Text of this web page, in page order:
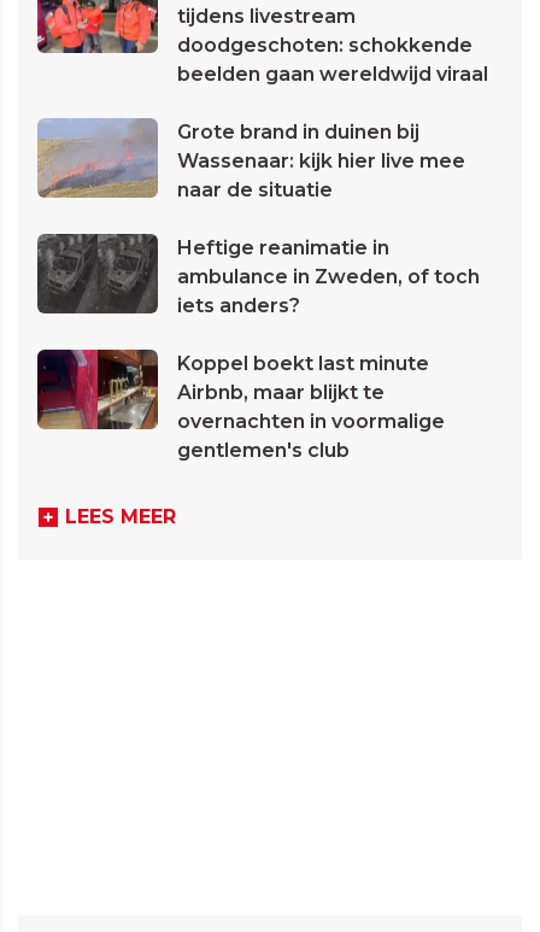
tijdens livestream
doodgeschoten: schokkende
beelden gaan wereldwijd viraal
Grote brand in duinen bij
Wassenaar: kijk hier live mee
naar de situatie
Heftige reanimatie in
ambulance in Zweden, of toch
iets anders?
Koppel boekt last minute
Airbnb, maar blijkt te
overnachten in voormalige
gentlemen's club
LEES MEER